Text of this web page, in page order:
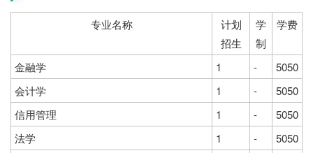
专业名称
计划
招生
学
制
学费
金融学 1 -
5050
会计学
1 -
5050
信用管理
1 -
5050
法学
1 -
5050